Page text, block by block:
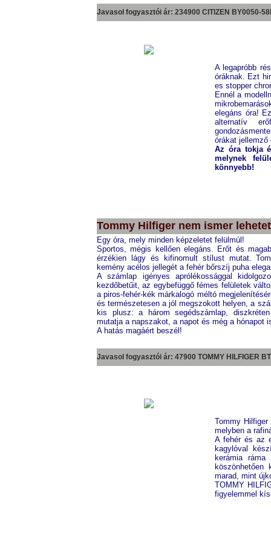
Javasol fogyasztói ár: 234900 CITIZEN BY0050-
A legapróbb
óráknak. Ezt
es stopper
Ennél a
elegáns óra!
alternatív
órákat jellemző
Az óra tokja
melynek
könnyebb!
Tommy Hilfiger nem ismer
Egy óra, mely minden képzeletet felülmúl!
Sportos, mégis kellően elegáns. Erőt és
érzékien lágy és kifinomult stílust mutat.
kemény acélos jellegét a fehér bőrszíj puha
A számlap igényes aprólékossággal
kezdőbetűit, az egybefüggő fémes felületek
a piros-fehér-kék márkalogó méltó
és természetesen a jól megszokott helyen, a
kis plusz: a három segédszámlap,
mutatja a napszakot, a napot és még a hónapot
A hatás magáért beszél!
Javasol fogyasztói ár: 47900 TOMMY HILFIGER
Tommy
melyben a
A fehér és az
kagylóval
kerámia
marad, mint
TOMMY
figyelemmel